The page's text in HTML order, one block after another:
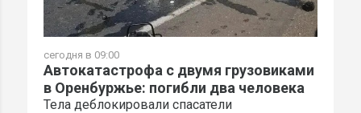
сегодня в 09:00
Автокатастрофа с двумя грузовиками
в Оренбуржье: погибли два человека
Тела деблокировали спасатели